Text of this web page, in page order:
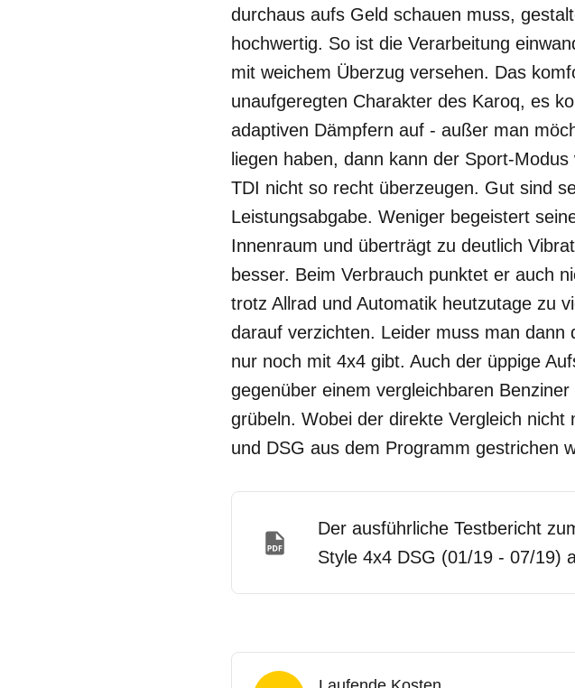
durchaus aufs Geld schauen muss,
hochwertig. So ist die Verarbeitung
mit weichem Überzug versehen. Das
unaufgeregten Charakter des Karoq, es
adaptiven Dämpfern auf - außer man
liegen haben, dann kann der Sport-
TDI nicht so recht überzeugen. Gut sind
Leistungsabgabe. Weniger begeistert
Innenraum und überträgt zu deutlich
besser. Beim Verbrauch punktet er auch
trotz Allrad und Automatik heutzutage zu
darauf verzichten. Leider muss man
nur noch mit 4x4 gibt. Auch der üppige
gegenüber einem vergleichbaren
grübeln. Wobei der direkte Vergleich
und DSG aus dem Programm gestrichen
Der ausführliche Testbericht
Style 4x4 DSG (01/19 - 07/19)